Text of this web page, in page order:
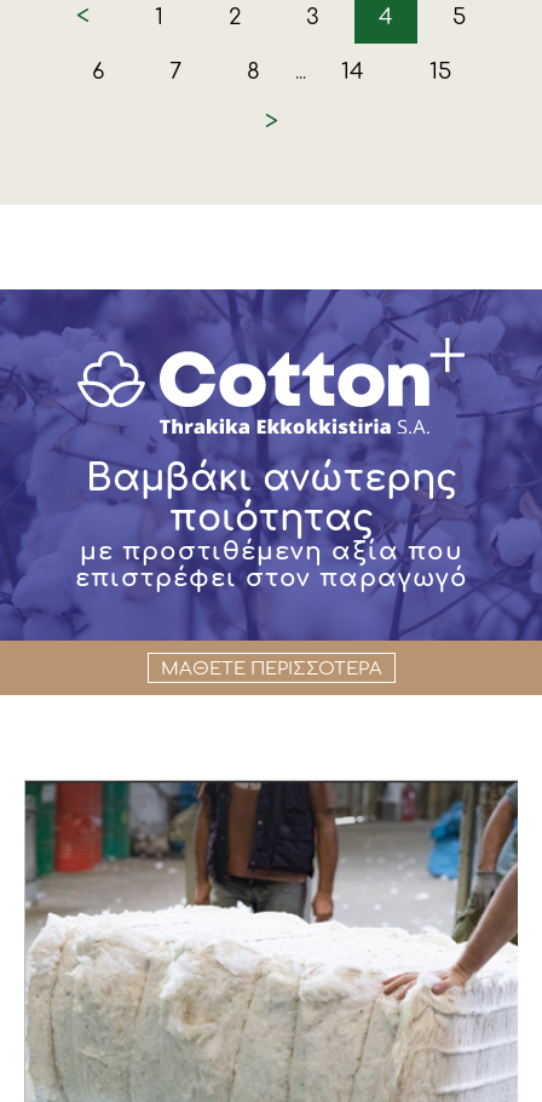
< 1 2 3 4 5
6 7 8 ... 14 15
>
Βαμβάκι ανώτερης
ποιότητας
με προστιθέμενη αξία που
επιστρέφει στον παραγωγό
ΜΑΘΕΤΕ ΠΕΡΙΣΣΟΤΕΡΑ